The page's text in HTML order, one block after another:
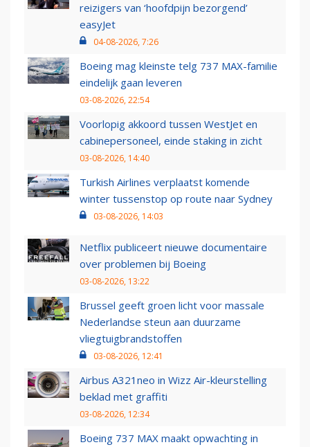
reizigers van ‘hoofdpijn bezorgend’
easyJet
04-08-2026, 7:26
Boeing mag kleinste telg 737 MAX-familie
eindelijk gaan leveren
03-08-2026, 22:54
Voorlopig akkoord tussen WestJet en
cabinepersoneel, einde staking in zicht
03-08-2026, 14:40
Turkish Airlines verplaatst komende
winter tussenstop op route naar Sydney
03-08-2026, 14:03
Netflix publiceert nieuwe documentaire
over problemen bij Boeing
03-08-2026, 13:22
Brussel geeft groen licht voor massale
Nederlandse steun aan duurzame
vliegtuigbrandstoffen
03-08-2026, 12:41
Airbus A321neo in Wizz Air-kleurstelling
beklad met graffiti
03-08-2026, 12:34
Boeing 737 MAX maakt opwachting in